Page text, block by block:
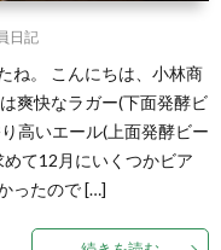
日記
ね。 こんにちは、小林商
爽快なラガー(下面発酵ビ
高いエール(上面発酵ビー
て12月にいくつかビア
ったので […]